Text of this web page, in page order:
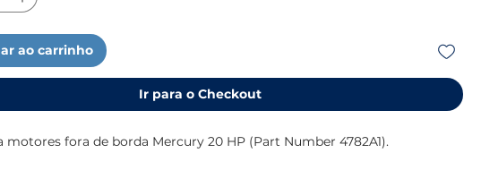
ao carrinho
Ir para o Checkout
motores fora de borda Mercury 20 HP (Part Number 4782A1).